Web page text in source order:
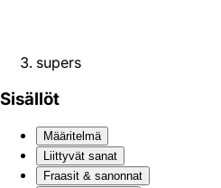
supers
Sisällöt
Määritelmä
Liittyvät sanat
Fraasit & sanonnat